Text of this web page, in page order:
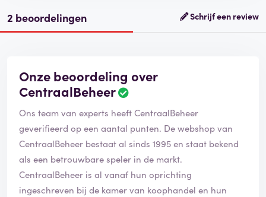
2 beoordelingen Schrijf een review
Onze beoordeling over
CentraalBeheer
Ons team van experts heeft CentraalBeheer
geverifieerd op een aantal punten. De webshop van
CentraalBeheer bestaat al sinds 1995 en staat bekend
als een betrouwbare speler in de markt.
CentraalBeheer is al vanaf hun oprichting
ingeschreven bij de kamer van koophandel en hun